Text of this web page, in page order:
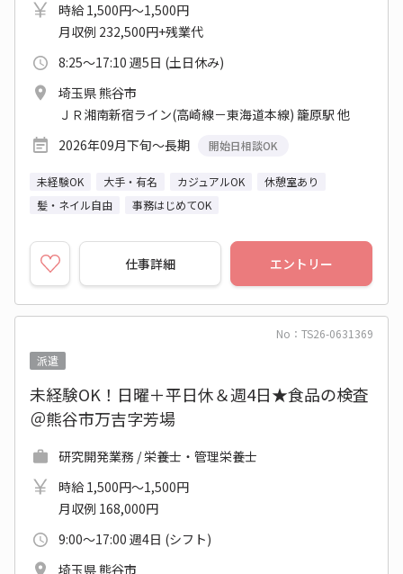
時給 1,500円～1,500円
月収例 232,500円+残業代
8:25～17:10 週5日 (土日休み)
埼玉県 熊谷市
ＪＲ湘南新宿ライン(高崎線－東海道本線) 籠原駅 他
2026年09月下旬～長期
開始日相談OK
未経験OK 大手・有名 カジュアルOK
休憩室あり
髪・ネイル自由
事務はじめてOK
仕事詳細 エントリー
No：TS26-0631369
派遣
未経験OK！日曜＋平日休＆週4日★食品の検査
＠熊谷市万吉字芳場
研究開発業務 / 栄養士・管理栄養士
時給 1,500円～1,500円
月収例 168,000円
9:00～17:00 週4日 (シフト)
埼玉県 熊谷市